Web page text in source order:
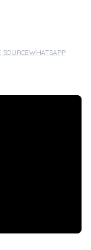
SOURCEWHATSAPP